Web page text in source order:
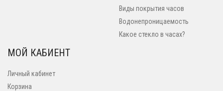
Виды покрытия часов
Водонепроницаемость
Какое стекло в часах?
МОЙ КАБИЕНТ
Личный кабинет
Корзина